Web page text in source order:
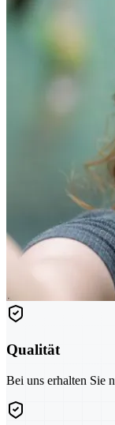
Qualität
Bei uns erhalten Sie